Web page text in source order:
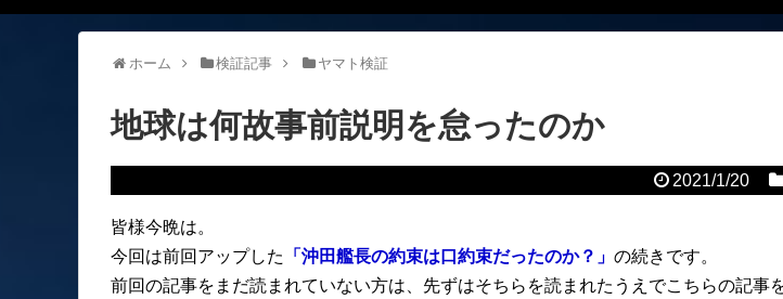
ホーム 検証記事 ヤマト検証
地球は何故事前説明を怠ったのか
2021/1/20
皆様今晩は。
今回は前回アップした
「沖田艦長の約束は口約束だったのか？」 の続きです。
前回の記事をまだ読まれていない方は、先ずはそちらを読まれたうえでこちらの記事